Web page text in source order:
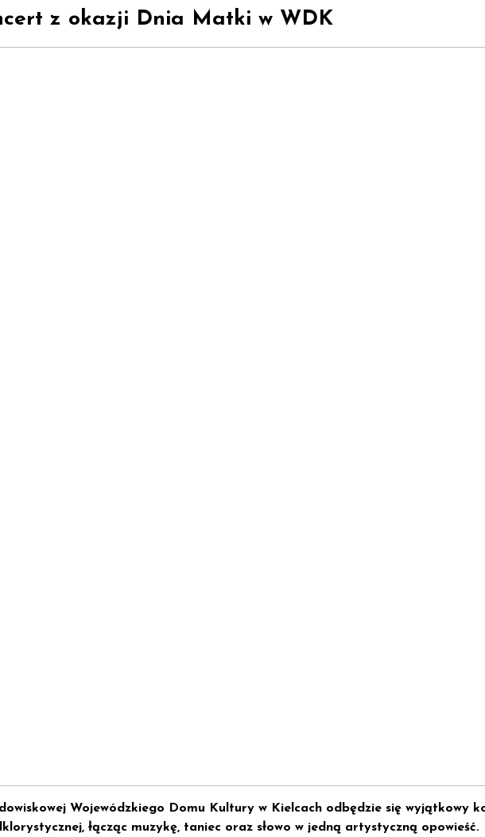
z okazji Dnia Matki w WDK
Wojewódzkiego Domu Kultury w Kielcach odbędzie się wyjątkowy
łącząc muzykę, taniec oraz słowo w jedną artystyczną opowieść.